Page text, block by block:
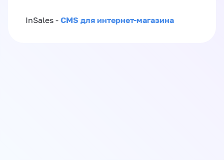
InSales - CMS для интернет-магазина